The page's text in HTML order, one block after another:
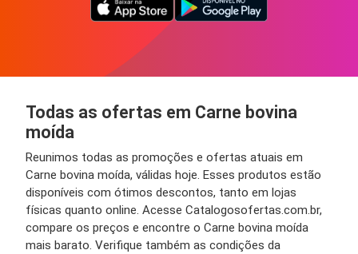
Todas as ofertas em Carne bovina
moída
Reunimos todas as promoções e ofertas atuais em
Carne bovina moída, válidas hoje. Esses produtos estão
disponíveis com ótimos descontos, tanto em lojas
físicas quanto online. Acesse Catalogosofertas.com.br,
compare os preços e encontre o Carne bovina moída
mais barato. Verifique também as condições da